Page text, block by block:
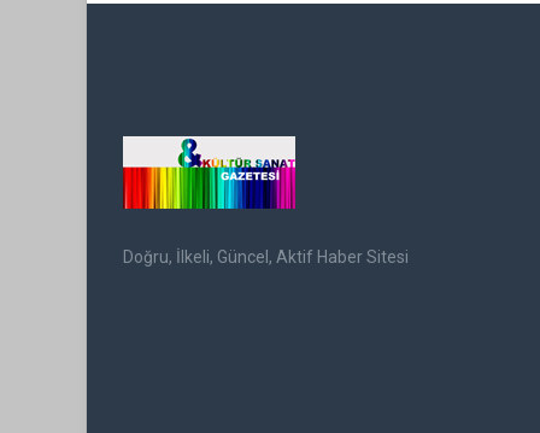
Doğru, İlkeli, Güncel, Aktif Haber Sitesi